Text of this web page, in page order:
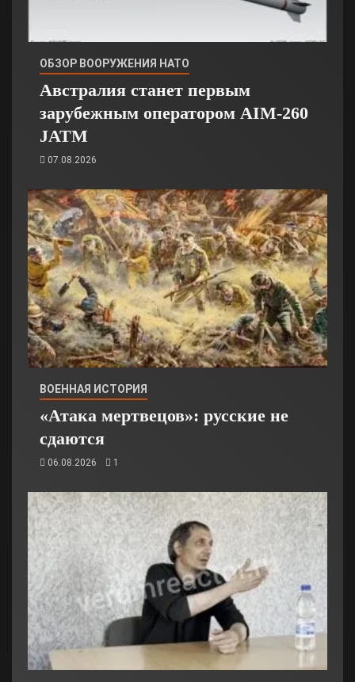
ОБЗОР ВООРУЖЕНИЯ НАТО
Австралия станет первым
зарубежным оператором AIM-260
JATM
07.08.2026
ВОЕННАЯ ИСТОРИЯ
«Атака мертвецов»: русские не
сдаются
06.08.2026 1